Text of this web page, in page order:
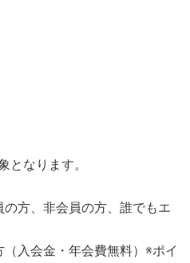
となります。
の方、非会員の方、誰でもエ
（入会金・年会費無料）※ポイ